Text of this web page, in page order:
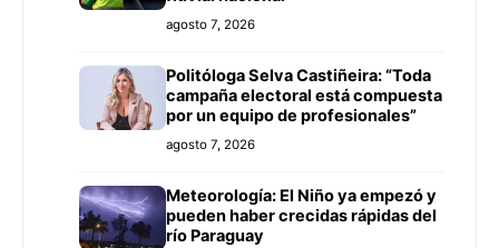
agosto 7, 2026
Politóloga Selva Castiñeira: “Toda
campaña electoral está compuesta
por un equipo de profesionales”
agosto 7, 2026
Meteorología: El Niño ya empezó y
pueden haber crecidas rápidas del
río Paraguay